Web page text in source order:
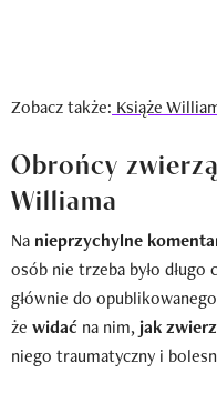
Zobacz także: Książe
Obrońcy
Williama
Na nieprzychylne
osób nie trzeba było długo
głównie do
że widać na nim, jak
niego traumatyczny i